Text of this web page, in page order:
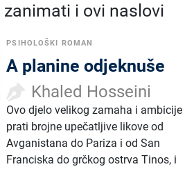
zanimati i ovi naslovi
PSIHOLOŠKI ROMAN
A planine odjeknuše
Khaled Hosseini
Ovo djelo velikog zamaha i ambicije
prati brojne upečatljive likove od
Avganistana do Pariza i od San
Franciska do grčkog ostrva Tinos, i